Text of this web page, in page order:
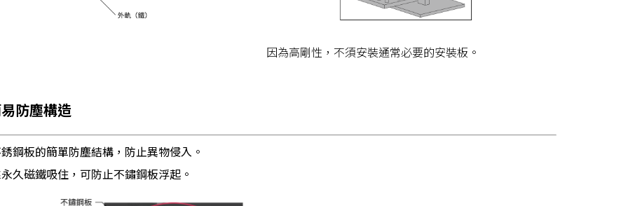
因為高剛性，不須安裝通常必要的安裝板。
防塵構造
鋼板的簡單防塵結構，防止異物侵入。
久磁鐵吸住，可防止不鏽鋼板浮起。